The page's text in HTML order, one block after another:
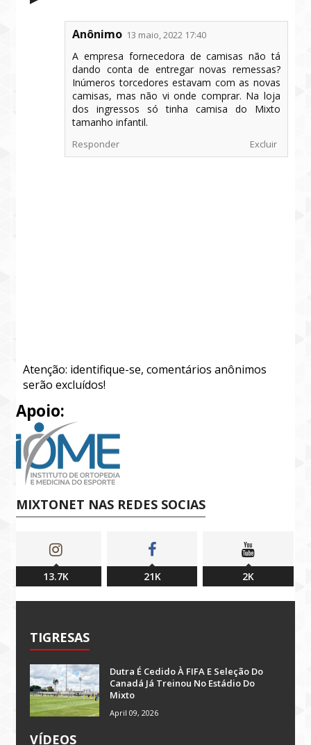
Anônimo 13 maio, 2022 17:40
A empresa fornecedora de camisas não tá
dando conta de entregar novas remessas?
Inúmeros torcedores estavam com as novas
camisas, mas não vi onde comprar. Na loja
dos ingressos só tinha camisa do Mixto
tamanho infantil.
Responder Excluir
Atenção: identifique-se, comentários anônimos
serão excluídos!
Apoio:
MIXTONET NAS REDES SOCIAS
13.7K 21K 2K
TIGRESAS
Dutra É Cedido À FIFA E Seleção Do
Canadá Já Treinou No Estádio Do
Mixto
April 09, 2026
VÍDEOS